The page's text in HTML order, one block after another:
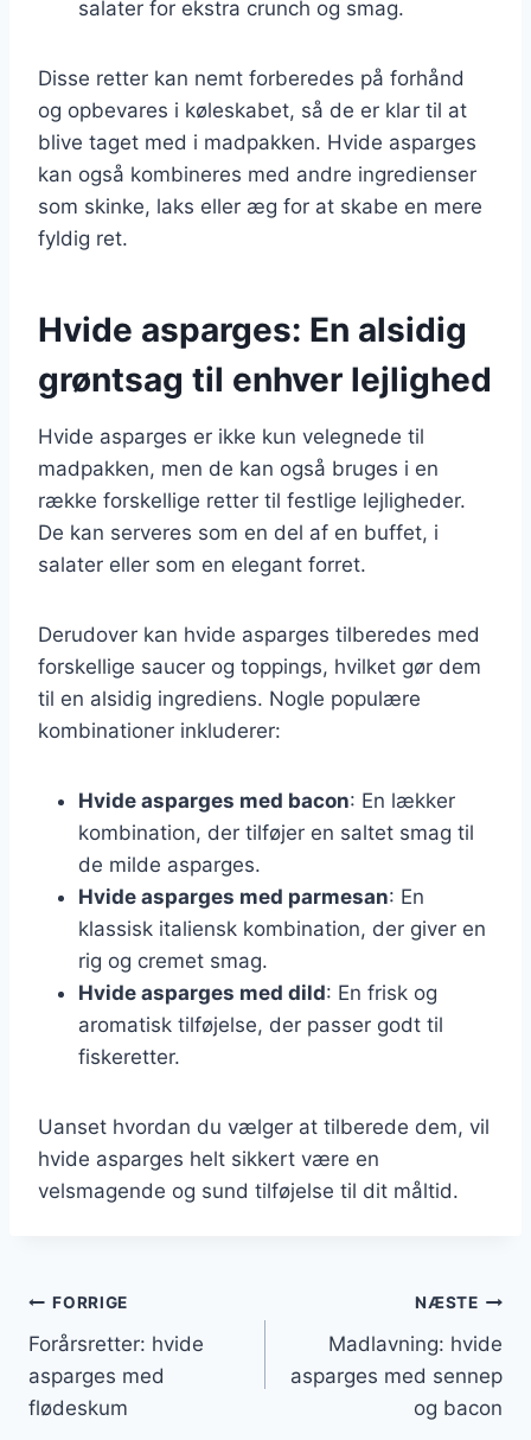
salater for ekstra crunch og smag.
Disse retter kan nemt forberedes på forhånd
og opbevares i køleskabet, så de er klar til at
blive taget med i madpakken. Hvide asparges
kan også kombineres med andre ingredienser
som skinke, laks eller æg for at skabe en mere
fyldig ret.
Hvide asparges: En alsidig
grøntsag til enhver lejlighed
Hvide asparges er ikke kun velegnede til
madpakken, men de kan også bruges i en
række forskellige retter til festlige lejligheder.
De kan serveres som en del af en buffet, i
salater eller som en elegant forret.
Derudover kan hvide asparges tilberedes med
forskellige saucer og toppings, hvilket gør dem
til en alsidig ingrediens. Nogle populære
kombinationer inkluderer:
Hvide asparges med bacon: En lækker
kombination, der tilføjer en saltet smag til
de milde asparges.
Hvide asparges med parmesan: En
klassisk italiensk kombination, der giver en
rig og cremet smag.
Hvide asparges med dild: En frisk og
aromatisk tilføjelse, der passer godt til
fiskeretter.
Uanset hvordan du vælger at tilberede dem, vil
hvide asparges helt sikkert være en
velsmagende og sund tilføjelse til dit måltid.
Indlægsnavigation
FORRIGE
Forårsretter: hvide
asparges med
flødeskum
NÆSTE
Madlavning: hvide
asparges med sennep
og bacon